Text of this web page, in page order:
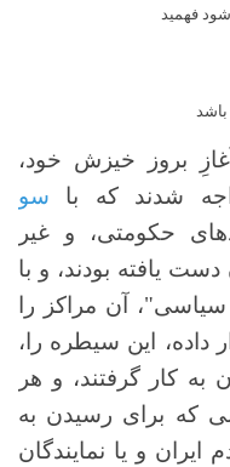
فهمید
بروز خیزش خود،
شدند که با سو
حکومتی، و غیر
یافته بودند، و با
سیاسی"، آن مراکز را
داده، این سیطره را،
کار گرفتند، و هر
که برای رسیدن به
و یا نمایندگان